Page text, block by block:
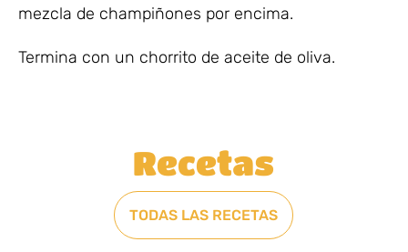
mezcla de champiñones por encima.
Termina con un chorrito de aceite de oliva.
Recetas
TODAS LAS RECETAS